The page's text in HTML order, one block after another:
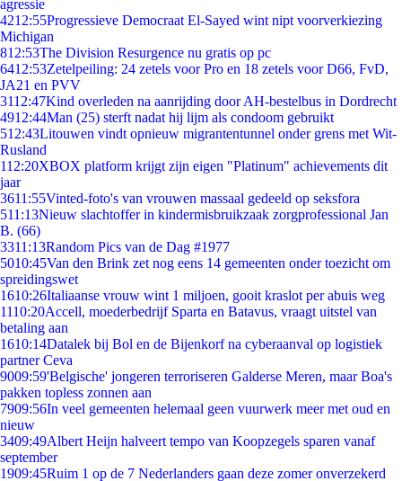
agressie
4212:55Progressieve Democraat El-Sayed wint nipt voorverkiezing
Michigan
812:53The Division Resurgence nu gratis op pc
6412:53Zetelpeiling: 24 zetels voor Pro en 18 zetels voor D66, FvD,
JA21 en PVV
3112:47Kind overleden na aanrijding door AH-bestelbus in Dordrecht
4912:44Man (25) sterft nadat hij lijm als condoom gebruikt
512:43Litouwen vindt opnieuw migrantentunnel onder grens met Wit-
Rusland
112:20XBOX platform krijgt zijn eigen "Platinum" achievements dit
jaar
3611:55Vinted-foto's van vrouwen massaal gedeeld op seksfora
511:13Nieuw slachtoffer in kindermisbruikzaak zorgprofessional Jan
B. (66)
3311:13Random Pics van de Dag #1977
5010:45Van den Brink zet nog eens 14 gemeenten onder toezicht om
spreidingswet
1610:26Italiaanse vrouw wint 1 miljoen, gooit kraslot per abuis weg
1110:20Accell, moederbedrijf Sparta en Batavus, vraagt uitstel van
betaling aan
1610:14Datalek bij Bol en de Bijenkorf na cyberaanval op logistiek
partner Ceva
9009:59'Belgische' jongeren terroriseren Galderse Meren, maar Boa's
pakken topless zonnen aan
7909:56In veel gemeenten helemaal geen vuurwerk meer met oud en
nieuw
3409:49Albert Heijn halveert tempo van Koopzegels sparen vanaf
september
1909:45Ruim 1 op de 7 Nederlanders gaan deze zomer onverzekerd